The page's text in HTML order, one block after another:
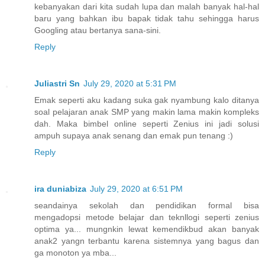
kebanyakan dari kita sudah lupa dan malah banyak hal-hal
baru yang bahkan ibu bapak tidak tahu sehingga harus
Googling atau bertanya sana-sini.
Reply
Juliastri Sn July 29, 2020 at 5:31 PM
Emak seperti aku kadang suka gak nyambung kalo ditanya
soal pelajaran anak SMP yang makin lama makin kompleks
dah. Maka bimbel online seperti Zenius ini jadi solusi
ampuh supaya anak senang dan emak pun tenang :)
Reply
ira duniabiza July 29, 2020 at 6:51 PM
seandainya sekolah dan pendidikan formal bisa
mengadopsi metode belajar dan teknllogi seperti zenius
optima ya... mungnkin lewat kemendikbud akan banyak
anak2 yangn terbantu karena sistemnya yang bagus dan
ga monoton ya mba...